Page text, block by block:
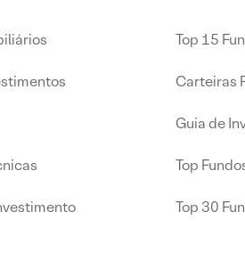
Top 15
Carteiras
Guia de
Top
Top 30